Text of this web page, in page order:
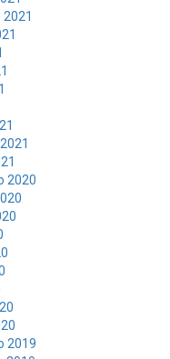
2020
2019